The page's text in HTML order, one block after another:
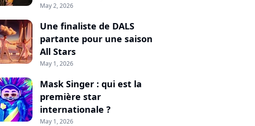
May 2, 2026
Une finaliste de DALS
partante pour une saison
All Stars
May 1, 2026
Mask Singer : qui est la
première star
internationale ?
May 1, 2026